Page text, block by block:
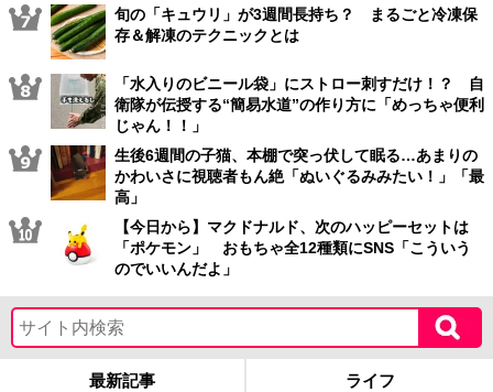
旬の「キュウリ」が3週間長持ち？ まるごと冷凍保
存＆解凍のテクニックとは
「水入りのビニール袋」にストロー刺すだけ！？ 自
衛隊が伝授する“簡易水道”の作り方に「めっちゃ便利
じゃん！！」
生後6週間の子猫、本棚で突っ伏して眠る…あまりの
かわいさに視聴者もん絶「ぬいぐるみみたい！」「最
高」
【今日から】マクドナルド、次のハッピーセットは
「ポケモン」 おもちゃ全12種類にSNS「こういう
のでいいんだよ」
最新記事 ライフ